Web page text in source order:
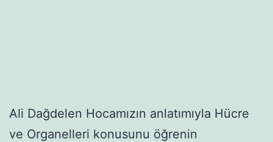
Ali Dağdelen Hocamızın anlatımıyla Hücre
ve Organelleri konusunu öğrenin